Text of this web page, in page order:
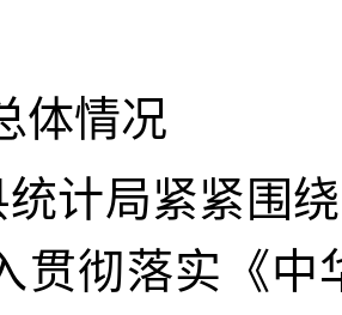
体情况
计局紧紧围
贯彻落实《中